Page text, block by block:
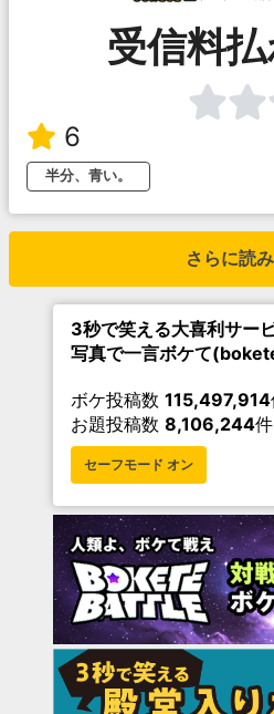
受信料
6
半分、青い。
さらに読
3秒で笑える大喜利サー
写真で一言ボケて
ボケ投稿数 115,497,914
お題投稿数 8,106,244件
セーフモード オン